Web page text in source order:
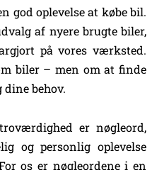
god oplevelse at købe bil.
af nyere brugte biler,
på vores værksted.
biler – men om at finde
behov.
er nøgleord,
og personlig oplevelse
os er nøgleordene i en